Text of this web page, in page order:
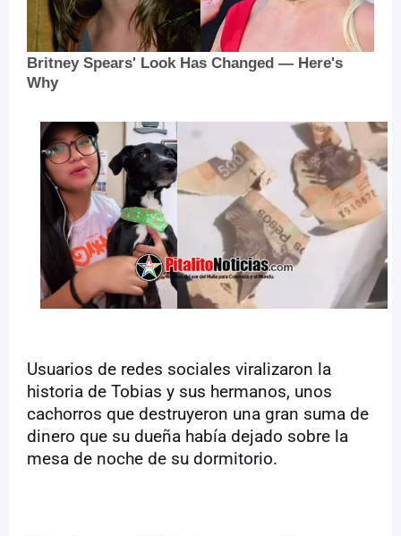
Usuarios de redes sociales viralizaron la
historia de Tobias y sus hermanos, unos
cachorros que destruyeron una gran suma de
dinero que su dueña había dejado sobre la
mesa de noche de su dormitorio.